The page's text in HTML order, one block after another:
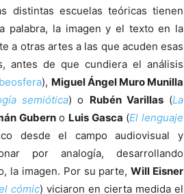
distintas escuelas teóricas tienen
palabra, la imagen y el texto en la
a otras artes a las que acuden esas
antes de que cundiera el análisis
), Miguel Ángel Muro Munilla
semiótica) o Rubén Varillas(La
Guberno Luis Gasca (El lenguaje
desde el campo audiovisual y
por analogía, desarrollando
la imagen. Por su parte,Will Eisner
cómic) viciaron en cierta medida el